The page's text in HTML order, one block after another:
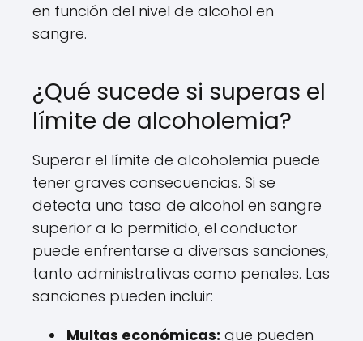
en función del nivel de alcohol en
sangre.
¿Qué sucede si superas el
límite de alcoholemia?
Superar el límite de alcoholemia puede
tener graves consecuencias. Si se
detecta una tasa de alcohol en sangre
superior a lo permitido, el conductor
puede enfrentarse a diversas sanciones,
tanto administrativas como penales. Las
sanciones pueden incluir:
Multas económicas: que pueden